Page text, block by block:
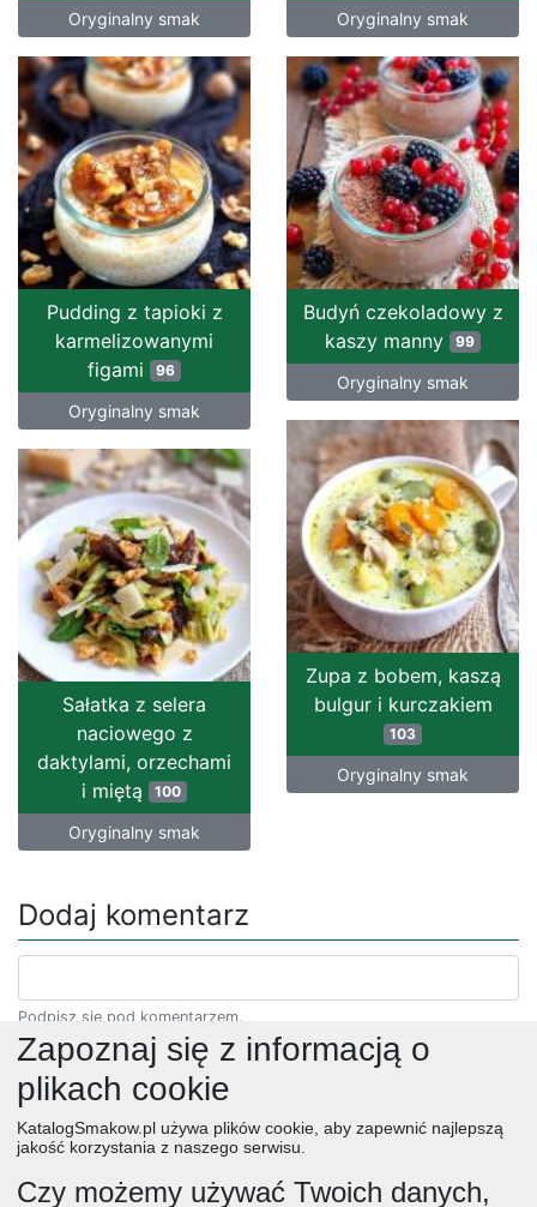
Oryginalny smak
Oryginalny smak
Pudding z tapioki z
karmelizowanymi
figami 96
Oryginalny smak
Budyń czekoladowy z
kaszy manny 99
Oryginalny smak
Zupa z bobem, kaszą
bulgur i kurczakiem
103
Oryginalny smak
Sałatka z selera
naciowego z
daktylami, orzechami
i miętą 100
Oryginalny smak
Dodaj komentarz
Podpisz się pod komentarzem.
Zapoznaj się z informacją o
plikach cookie
KatalogSmakow.pl używa plików cookie, aby zapewnić najlepszą
jakość korzystania z naszego serwisu.
Czy możemy używać Twoich danych,